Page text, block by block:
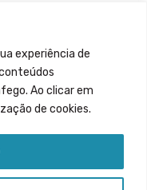
experiência de
Ao clicar em
de cookies.